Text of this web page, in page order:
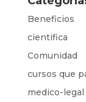
Beneficios
cientifica
Comunidad
cursos que
medico-legal